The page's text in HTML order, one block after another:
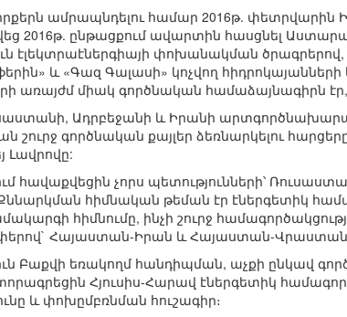
ամրապնդելու համար 2016թ. փետրվարին
2016թ. ընթացքում ավարտին հասցնել
էլեկտրաէներգիայի փոխանակման
և «Գազ Գալասի» կոչվող
առայժմ միակ գործնական համաձայնագիրն էր,
Ադրբեջանի և Իրանի
գործնական քայլեր ձեռնարկելու
Լավրովը:
հավաքվեցին չորս պետությունների՝
հիմնական թեման էր էներգետիկ
հիմնումը, ինչի շուրջ
Հայաստան-Իրան և Հայաստան-Վրաստան
Բաքվի եռակողմ հանդիպման, աչքի ընկավ
Հյուսիս-Հարավ էներգետիկ
և փոխըմբռնման հուշագիր։